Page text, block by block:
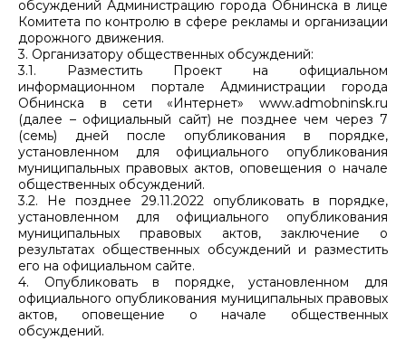
обсуждений Администрацию города Обнинска в лице
Комитета по контролю в сфере рекламы и организации
дорожного движения.
3. Организатору общественных обсуждений:
3.1. Разместить Проект на официальном
информационном портале Администрации города
Обнинска в сети «Интернет» www.admobninsk.ru
(далее – официальный сайт) не позднее чем через 7
(семь) дней после опубликования в порядке,
установленном для официального опубликования
муниципальных правовых актов, оповещения о начале
общественных обсуждений.
3.2. Не позднее 29.11.2022 опубликовать в порядке,
установленном для официального опубликования
муниципальных правовых актов, заключение о
результатах общественных обсуждений и разместить
его на официальном сайте.
4. Опубликовать в порядке, установленном для
официального опубликования муниципальных правовых
актов, оповещение о начале общественных
обсуждений.